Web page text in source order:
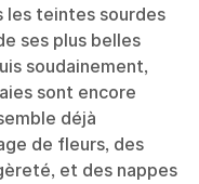
les teintes sourdes
ses plus belles
soudainement,
sont encore
déjà
de fleurs, des
et des nappes